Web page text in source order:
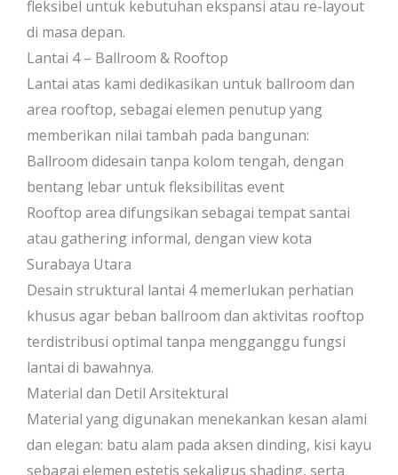
fleksibel untuk kebutuhan ekspansi atau re-layout
di masa depan.
Lantai 4 – Ballroom & Rooftop
Lantai atas kami dedikasikan untuk ballroom dan
area rooftop, sebagai elemen penutup yang
memberikan nilai tambah pada bangunan:
Ballroom didesain tanpa kolom tengah, dengan
bentang lebar untuk fleksibilitas event
Rooftop area difungsikan sebagai tempat santai
atau gathering informal, dengan view kota
Surabaya Utara
Desain struktural lantai 4 memerlukan perhatian
khusus agar beban ballroom dan aktivitas rooftop
terdistribusi optimal tanpa mengganggu fungsi
lantai di bawahnya.
Material dan Detil Arsitektural
Material yang digunakan menekankan kesan alami
dan elegan: batu alam pada aksen dinding, kisi kayu
sebagai elemen estetis sekaligus shading, serta